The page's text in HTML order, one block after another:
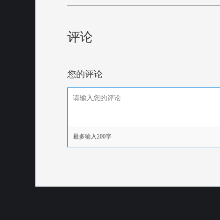
评论
您的评论
最多输入200字